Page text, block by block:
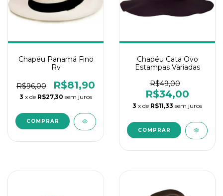
Chapéu Panamá Fino
Rv
R$96,00 R$81,90
3 x de R$27,30 sem juros
Chapéu Cata Ovo
Estampas Variadas
R$49,00
R$34,00
3 x de R$11,33 sem juros